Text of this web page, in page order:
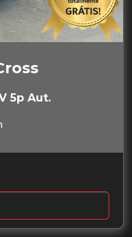
5p Aut.